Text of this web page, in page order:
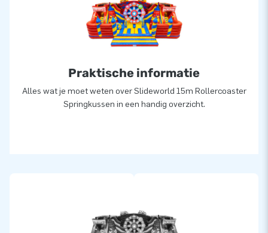
Praktische informatie
Alles wat je moet weten over Slideworld 15m Rollercoaster
Springkussen in een handig overzicht.